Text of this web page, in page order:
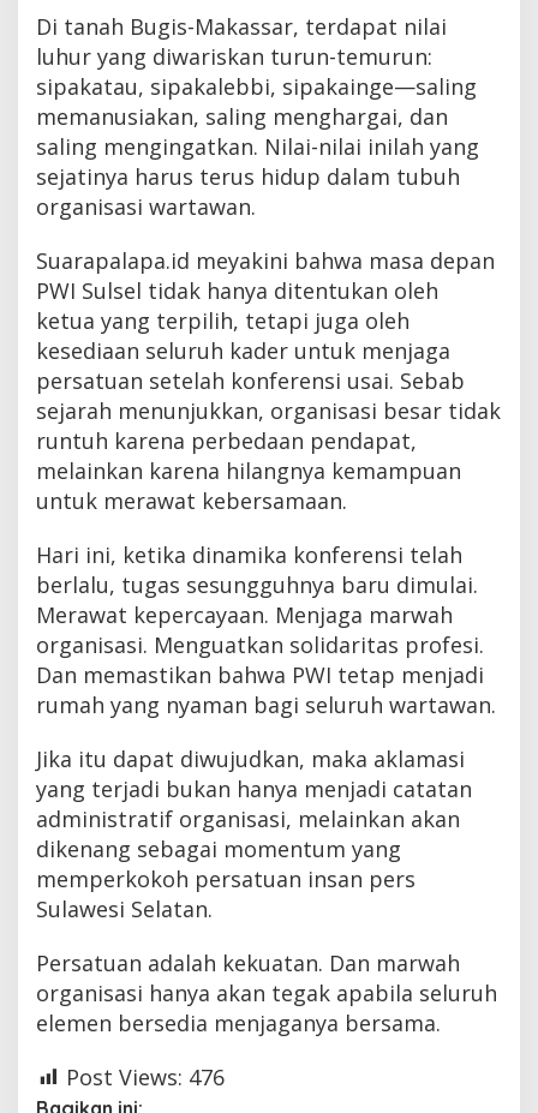
Di tanah Bugis-Makassar, terdapat nilai
luhur yang diwariskan turun-temurun:
sipakatau, sipakalebbi, sipakainge—saling
memanusiakan, saling menghargai, dan
saling mengingatkan. Nilai-nilai inilah yang
sejatinya harus terus hidup dalam tubuh
organisasi wartawan.
Suarapalapa.id meyakini bahwa masa depan
PWI Sulsel tidak hanya ditentukan oleh
ketua yang terpilih, tetapi juga oleh
kesediaan seluruh kader untuk menjaga
persatuan setelah konferensi usai. Sebab
sejarah menunjukkan, organisasi besar tidak
runtuh karena perbedaan pendapat,
melainkan karena hilangnya kemampuan
untuk merawat kebersamaan.
Hari ini, ketika dinamika konferensi telah
berlalu, tugas sesungguhnya baru dimulai.
Merawat kepercayaan. Menjaga marwah
organisasi. Menguatkan solidaritas profesi.
Dan memastikan bahwa PWI tetap menjadi
rumah yang nyaman bagi seluruh wartawan.
Jika itu dapat diwujudkan, maka aklamasi
yang terjadi bukan hanya menjadi catatan
administratif organisasi, melainkan akan
dikenang sebagai momentum yang
memperkokoh persatuan insan pers
Sulawesi Selatan.
Persatuan adalah kekuatan. Dan marwah
organisasi hanya akan tegak apabila seluruh
elemen bersedia menjaganya bersama.
Post Views: 476
Bagikan ini: